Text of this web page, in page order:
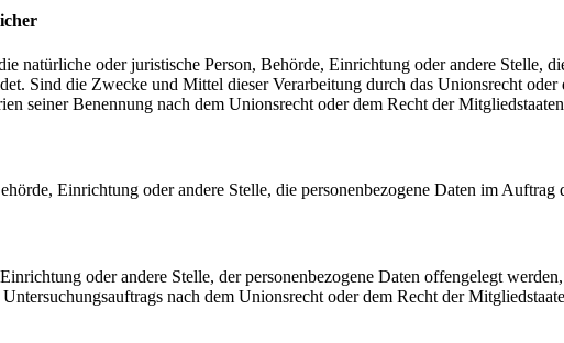
natürliche oder juristische Person, Behörde, Einrichtung oder andere Stelle,
Sind die Zwecke und Mittel dieser Verarbeitung durch das Unionsrecht
seiner Benennung nach dem Unionsrecht oder dem Recht der
Einrichtung oder andere Stelle, die personenbezogene Daten im Auftrag
oder andere Stelle, der personenbezogene Daten offengelegt
nach dem Unionsrecht oder dem Recht der